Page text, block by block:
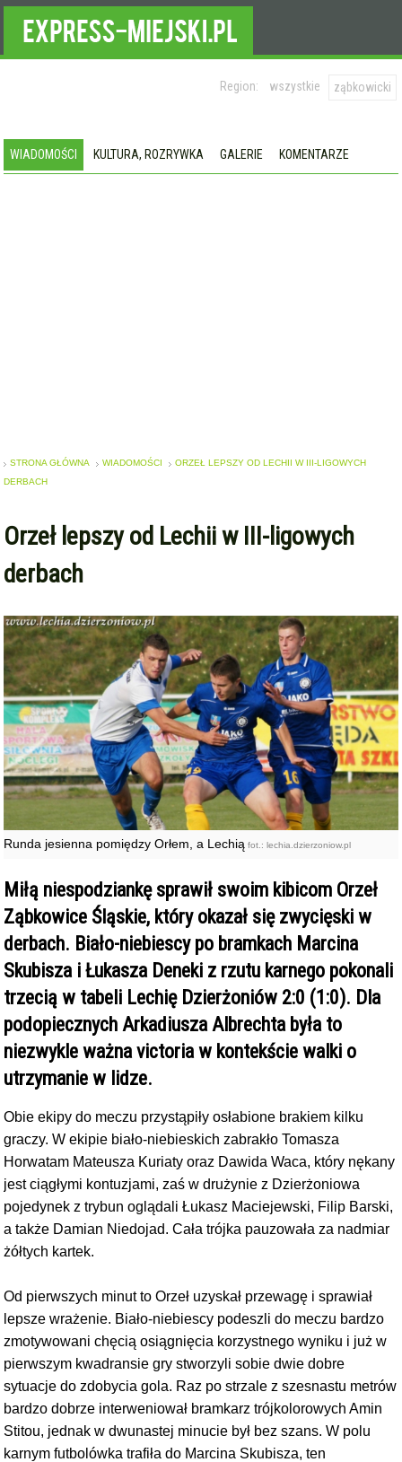
Region: wszystkie ząbkowicki
WIADOMOŚCI KULTURA, ROZRYWKA GALERIE KOMENTARZE
STRONA GŁÓWNA WIADOMOŚCI
ORZEŁ LEPSZY OD LECHII W III-LIGOWYCH
DERBACH
Orzeł lepszy od Lechii w III-ligowych
derbach
Runda jesienna pomiędzy Orłem, a Lechią fot.: lechia.dzierzoniow.pl
Miłą niespodziankę sprawił swoim kibicom Orzeł
Ząbkowice Śląskie, który okazał się zwycięski w
derbach. Biało-niebiescy po bramkach Marcina
Skubisza i Łukasza Deneki z rzutu karnego pokonali
trzecią w tabeli Lechię Dzierżoniów 2:0 (1:0). Dla
podopiecznych Arkadiusza Albrechta była to
niezwykle ważna victoria w kontekście walki o
utrzymanie w lidze.
Obie ekipy do meczu przystąpiły osłabione brakiem kilku
graczy. W ekipie biało-niebieskich zabrakło Tomasza
Horwatam Mateusza Kuriaty oraz Dawida Waca, który nękany
jest ciągłymi kontuzjami, zaś w drużynie z Dzierżoniowa
pojedynek z trybun oglądali Łukasz Maciejewski, Filip Barski,
a także Damian Niedojad. Cała trójka pauzowała za nadmiar
żółtych kartek.
Od pierwszych minut to Orzeł uzyskał przewagę i sprawiał
lepsze wrażenie. Biało-niebiescy podeszli do meczu bardzo
zmotywowani chęcią osiągnięcia korzystnego wyniku i już w
pierwszym kwadransie gry stworzyli sobie dwie dobre
sytuacje do zdobycia gola. Raz po strzale z szesnastu metrów
bardzo dobrze interweniował bramkarz trójkolorowych Amin
Stitou, jednak w dwunastej minucie był bez szans. W polu
karnym futbolówka trafiła do Marcina Skubisza, ten